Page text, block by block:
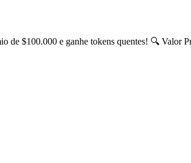
de $100.000 e ganhe tokens quentes! 🔍 Valor